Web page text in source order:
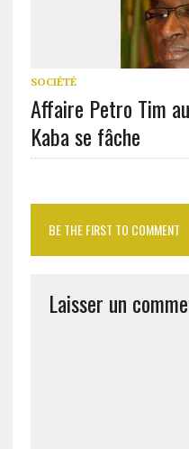
SOCIÉTÉ
Affaire Petro Tim
Kaba se fâche
BE THE FIRST TO COMMENT
Laisser un